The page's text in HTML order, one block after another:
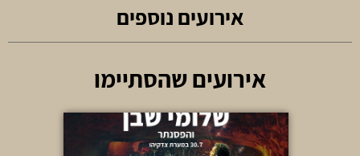
אירועים נוספים
אירועים שהסתיימו